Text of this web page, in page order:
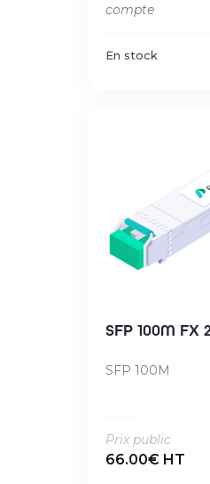
compte
En stock
SFP 100M FX
SFP 100M
Prix public
66.00€ HT